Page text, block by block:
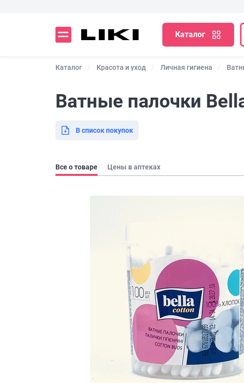
Каталог
Каталог Красота и уход Личная гигиена
Ватные палочки
В список покупок
Все о товаре Цены в аптеках